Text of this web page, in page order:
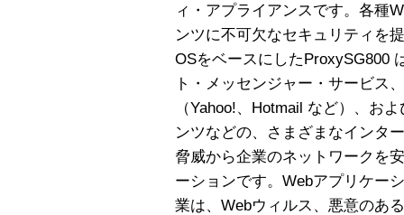
ィ・アプライアンスです。各種
ンツに不可欠なセキュリティを
OSをベースにしたProxySG800
ト・メッセンジャー・サービス
（Yahoo!、Hotmail など）、お
ンツなどの、さまざまなインタ
脅威から企業のネットワークを
ーションです。Webアプリケー
業は、Webウィルス、悪意のあ